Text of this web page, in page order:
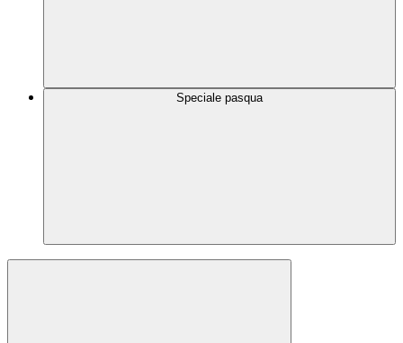
Speciale pasqua